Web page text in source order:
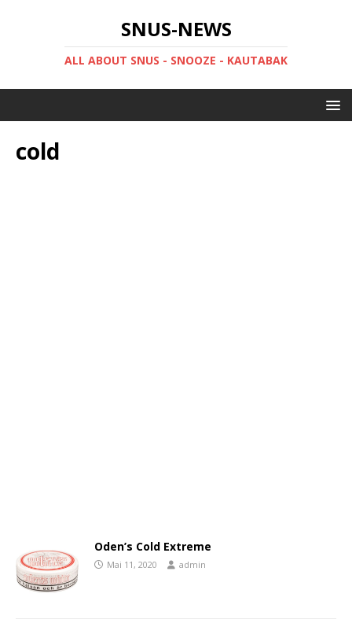
SNUS-NEWS
ALL ABOUT SNUS - SNOOZE - KAUTABAK
cold
Oden’s Cold Extreme
Mai 11, 2020 admin